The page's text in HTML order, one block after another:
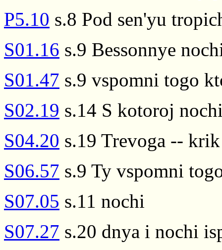
P5.10 s.8 Pod sen'yu
S01.16 s.9 Bessonnye
S01.47 s.9 vspomni togo
S02.19 s.14 S kotoroj
S04.20 s.19 Trevoga --
S06.57 s.9 Ty vspomni
S07.05 s.11 nochi
S07.27 s.20 dnya i nochi